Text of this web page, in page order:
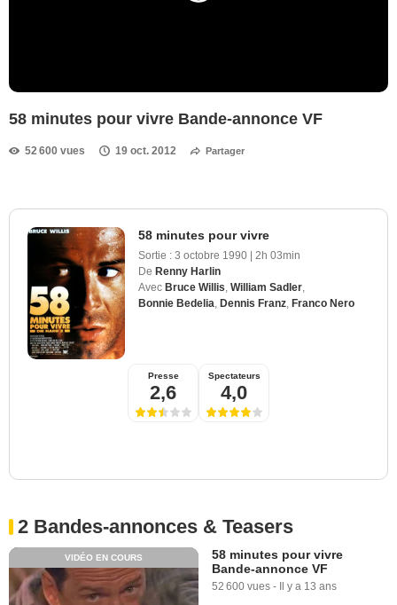
58 minutes pour vivre Bande-annonce VF
52 600 vues 19 oct. 2012 Partager
58 minutes pour vivre
Sortie : 3 octobre 1990 | 2h 03min
De Renny Harlin
Avec Bruce Willis William Sadler
Bonnie Bedelia Dennis Franz Franco Nero
Presse
2,6
Spectateurs
4,0
2 Bandes-annonces & Teasers
VIDÉO EN COURS
58 minutes pour vivre
Bande-annonce VF
52 600 vues - Il y a 13 ans